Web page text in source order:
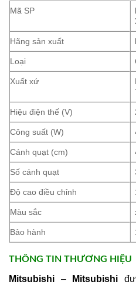
Mã SP
Hãng sản xuất
Loại
Xuất xứ
Hiệu điện thế (V)
Công suất (W)
Cánh quạt (cm)
Số cánh quạt
Độ cao điều chỉnh
Màu sắc
Bảo hành
THÔNG TIN THƯƠNG HIỆU
Mitsubishi – Mitsubishi